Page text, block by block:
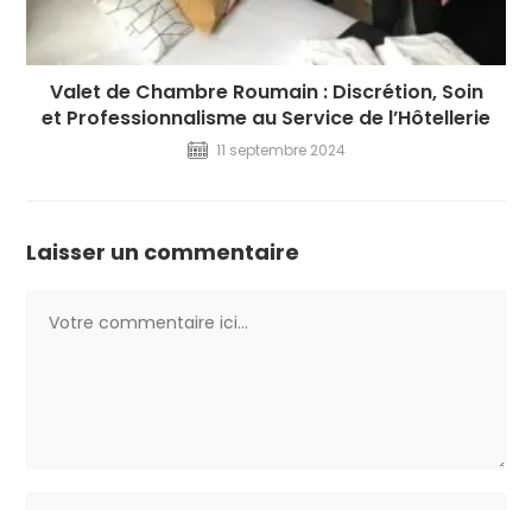
Valet de Chambre Roumain : Discrétion, Soin
et Professionnalisme au Service de l’Hôtellerie
11 septembre 2024
Laisser un commentaire